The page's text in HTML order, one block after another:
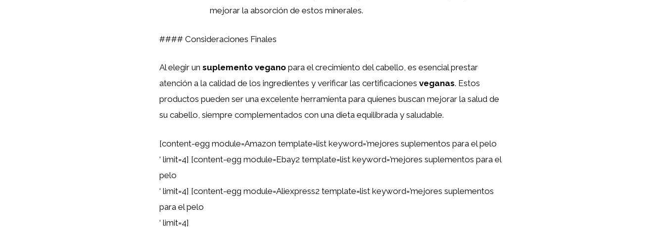
mejorar la absorción de estos minerales.
#### Consideraciones Finales
Al elegir un suplemento vegano para el crecimiento del cabello, es esencial prestar
atención a la calidad de los ingredientes y verificar las certificaciones veganas. Estos
productos pueden ser una excelente herramienta para quienes buscan mejorar la salud de
su cabello, siempre complementados con una dieta equilibrada y saludable.
[content-egg module=Amazon template=list keyword=’mejores suplementos para el pelo
‘ limit=4] [content-egg module=Ebay2 template=list keyword=’mejores suplementos para el
pelo
‘ limit=4] [content-egg module=Aliexpress2 template=list keyword=’mejores suplementos
para el pelo
‘ limit=4]